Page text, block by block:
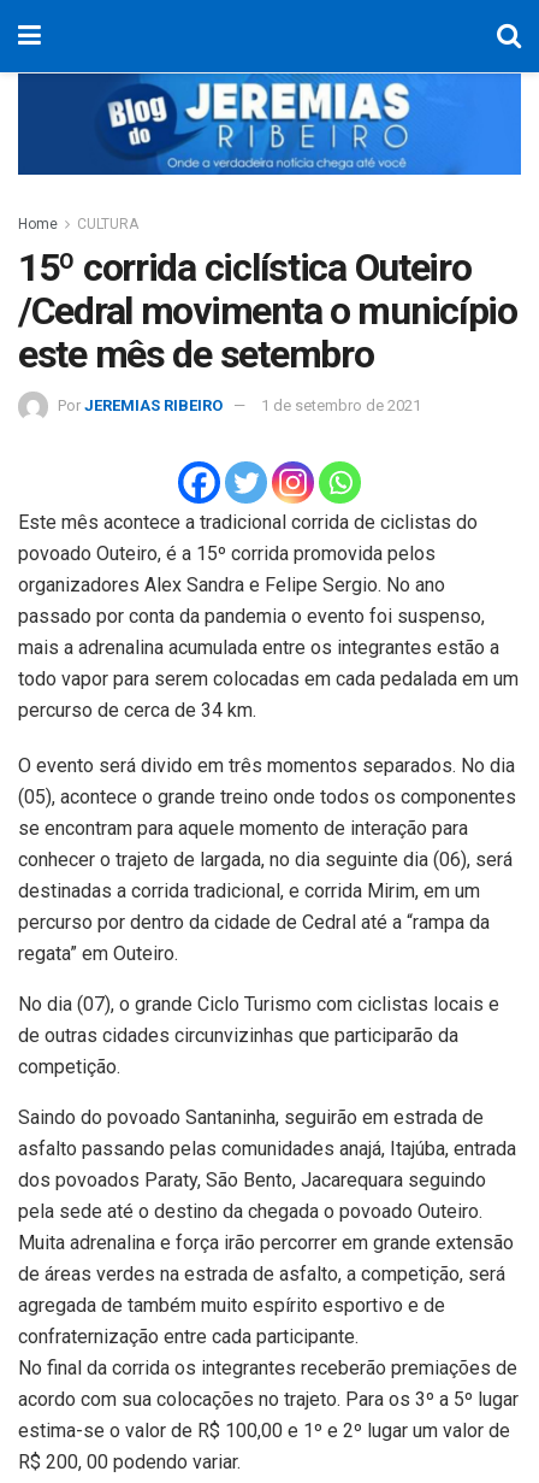
Home CULTURA
15º corrida ciclística Outeiro
/Cedral movimenta o município
este mês de setembro
Por JEREMIAS RIBEIRO 1 de setembro de 2021
Este mês acontece a tradicional corrida de ciclistas do
povoado Outeiro, é a 15º corrida promovida pelos
organizadores Alex Sandra e Felipe Sergio. No ano
passado por conta da pandemia o evento foi suspenso,
mais a adrenalina acumulada entre os integrantes estão a
todo vapor para serem colocadas em cada pedalada em um
percurso de cerca de 34 km.
O evento será divido em três momentos separados. No dia
(05), acontece o grande treino onde todos os componentes
se encontram para aquele momento de interação para
conhecer o trajeto de largada, no dia seguinte dia (06), será
destinadas a corrida tradicional, e corrida Mirim, em um
percurso por dentro da cidade de Cedral até a “rampa da
regata” em Outeiro.
No dia (07), o grande Ciclo Turismo com ciclistas locais e
de outras cidades circunvizinhas que participarão da
competição.
Saindo do povoado Santaninha, seguirão em estrada de
asfalto passando pelas comunidades anajá, Itajúba, entrada
dos povoados Paraty, São Bento, Jacarequara seguindo
pela sede até o destino da chegada o povoado Outeiro.
Muita adrenalina e força irão percorrer em grande extensão
de áreas verdes na estrada de asfalto, a competição, será
agregada de também muito espírito esportivo e de
confraternização entre cada participante.
No final da corrida os integrantes receberão premiações de
acordo com sua colocações no trajeto. Para os 3º a 5º lugar
estima-se o valor de R$ 100,00 e 1º e 2º lugar um valor de
R$ 200, 00 podendo variar.